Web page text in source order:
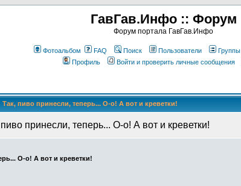
ГавГав.Инфо :: Форум
Форум портала ГавГав.Инфо
Фотоальбом FAQ Поиск Пользователи Группы
Профиль
Войти и проверить личные сообщения
Так, пиво принесли, теперь... О-о! А вот и креветки!
О-о! А вот и креветки!